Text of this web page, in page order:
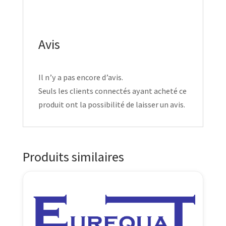
Avis
Il n’y a pas encore d’avis.
Seuls les clients connectés ayant acheté ce
produit ont la possibilité de laisser un avis.
Produits similaires